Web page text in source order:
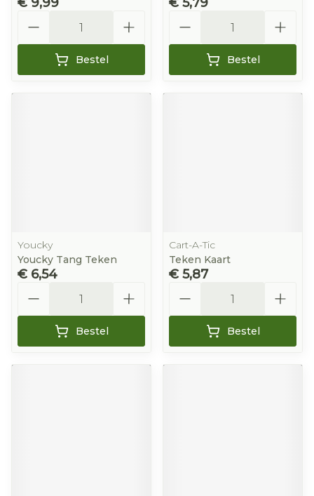
Bestel Bestel
Youcky
Youcky Tang Teken
€ 6,54
Bestel
Cart-A-Tic
Teken Kaart
€ 5,87
Bestel